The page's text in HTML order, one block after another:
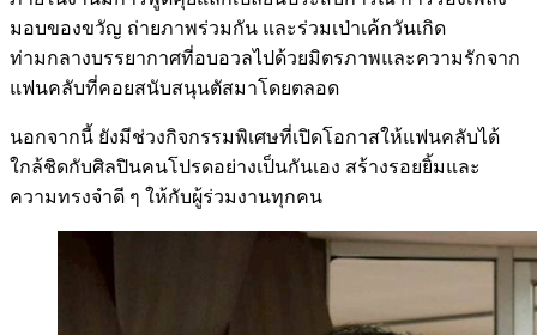
มอบของขวัญ ถ่ายภาพร่วมกัน และร่วมเป่าเค้กวันเกิด
ท่ามกลางบรรยากาศที่อบอวลไปด้วยมิตรภาพและความรักจาก
แฟนคลับที่คอยสนับสนุนตัสมาโดยตลอด
นอกจากนี้ ยังมีช่วงกิจกรรมพิเศษที่เปิดโอกาสให้แฟนคลับได้
ใกล้ชิดกับศิลปินคนโปรดอย่างเป็นกันเอง สร้างรอยยิ้มและ
ความทรงจำดี ๆ ให้กับผู้ร่วมงานทุกคน